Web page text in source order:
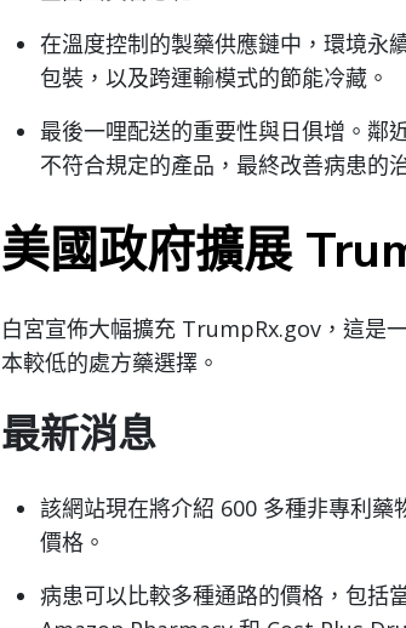
在溫度控制的製藥供應鏈中，環境永
包裝，以及跨運輸模式的節能冷藏。
最後一哩配送的重要性與日俱增。鄰
不符合規定的產品，最終改善病患的
美國政府擴展
白宮宣佈大幅擴充 TrumpRx.gov，這是
本較低的處方藥選擇。
最新消息
該網站現在將介紹 600 多種非專利
價格。
病患可以比較多種通路的價格，包括